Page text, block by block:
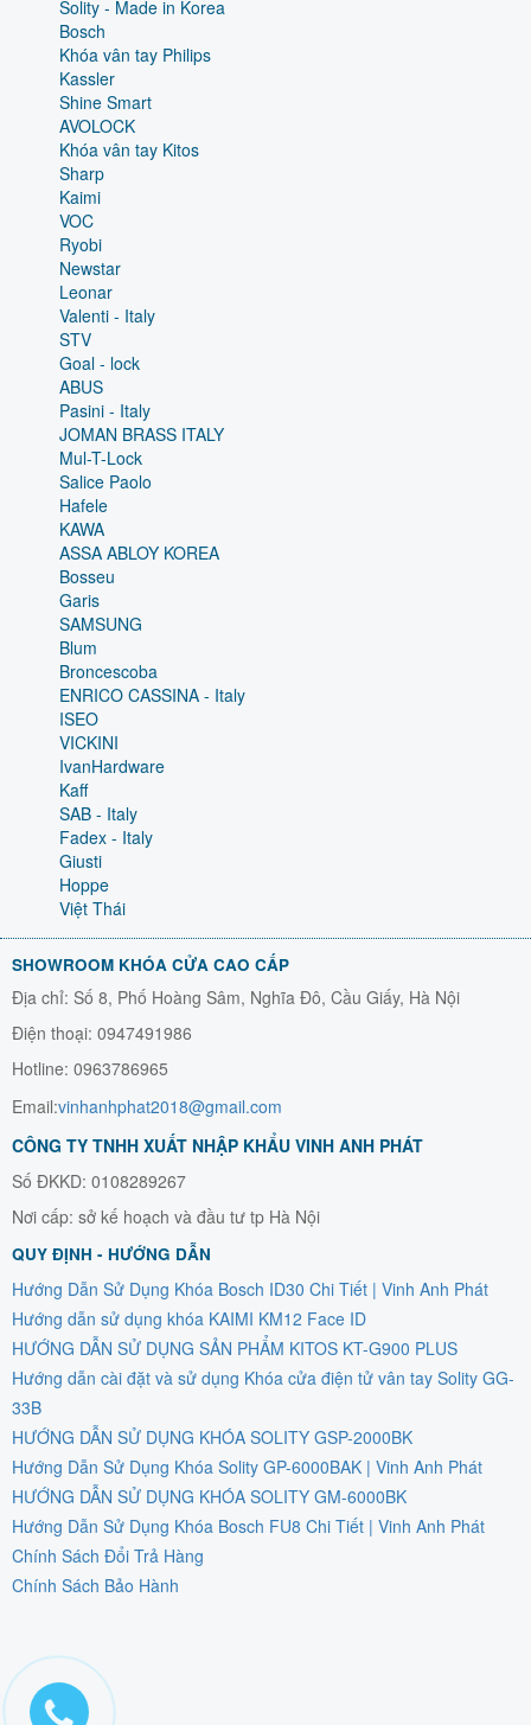
Solity - Made in Korea
Bosch
Khóa vân tay Philips
Kassler
Shine Smart
AVOLOCK
Khóa vân tay Kitos
Sharp
Kaimi
VOC
Ryobi
Newstar
Leonar
Valenti - Italy
STV
Goal - lock
ABUS
Pasini - Italy
JOMAN BRASS ITALY
Mul-T-Lock
Salice Paolo
Hafele
KAWA
ASSA ABLOY KOREA
Bosseu
Garis
SAMSUNG
Blum
Broncescoba
ENRICO CASSINA - Italy
ISEO
VICKINI
IvanHardware
Kaff
SAB - Italy
Fadex - Italy
Giusti
Hoppe
Việt Thái
SHOWROOM KHÓA CỬA CAO CẤP
Địa chỉ: Số 8, Phố Hoàng Sâm, Nghĩa Đô, Cầu Giấy, Hà Nội
Điện thoại: 0947491986
Hotline: 0963786965
Email:vinhanhphat2018@gmail.com
CÔNG TY TNHH XUẤT NHẬP KHẨU VINH ANH PHÁT
Số ĐKKD: 0108289267
Nơi cấp: sở kế hoạch và đầu tư tp Hà Nội
QUY ĐỊNH - HƯỚNG DẪN
Hướng Dẫn Sử Dụng Khóa Bosch ID30 Chi Tiết | Vinh Anh Phát
Hướng dẫn sử dụng khóa KAIMI KM12 Face ID
HƯỚNG DẪN SỬ DỤNG SẢN PHẨM KITOS KT-G900 PLUS
Hướng dẫn cài đặt và sử dụng Khóa cửa điện tử vân tay Solity GG-
33B
HƯỚNG DẪN SỬ DỤNG KHÓA SOLITY GSP-2000BK
Hướng Dẫn Sử Dụng Khóa Solity GP-6000BAK | Vinh Anh Phát
HƯỚNG DẪN SỬ DỤNG KHÓA SOLITY GM-6000BK
Hướng Dẫn Sử Dụng Khóa Bosch FU8 Chi Tiết | Vinh Anh Phát
Chính Sách Đổi Trả Hàng
Chính Sách Bảo Hành